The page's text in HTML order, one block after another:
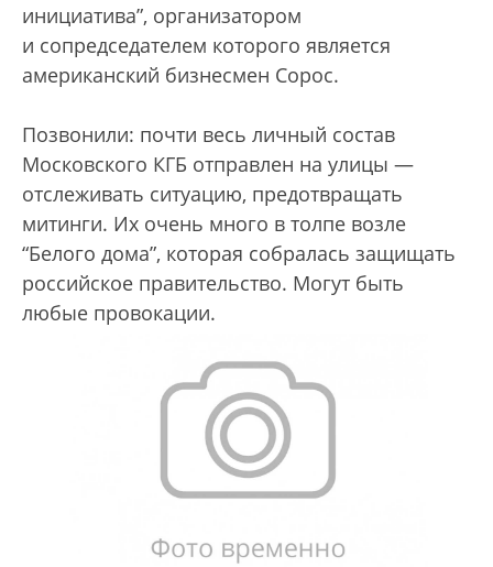
инициатива”, организатором
и сопредседателем которого является
американский бизнесмен Сорос.
Позвонили: почти весь личный состав
Московского КГБ отправлен на улицы —
отслеживать ситуацию, предотвращать
митинги. Их очень много в толпе возле
“Белого дома”, которая собралась защищать
российское правительство. Могут быть
любые провокации.